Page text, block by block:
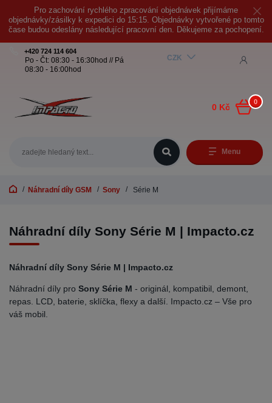
Pro zachování rychlého zpracování objednávek přijímáme
objednávky/zásilky k expedici do 15:15. Objednávky vytvořené po tomto
čase budou odeslány následující pracovní den. Děkujeme za pochopení.
Menu
CZK
+420 724 114 604
Po - Čt: 08:30 - 16:30hod // Pá
08:30 - 16:00hod
0
0 Kč
Náhradní díly GSM Sony Série M
Náhradní díly Sony Série M | Impacto.cz
Náhradní díly Sony Série M | Impacto.cz
Náhradní díly pro Sony Série M - originál, kompatibil, demont,
repas. LCD, baterie, sklíčka, flexy a další. Impacto.cz – Vše pro
váš mobil.